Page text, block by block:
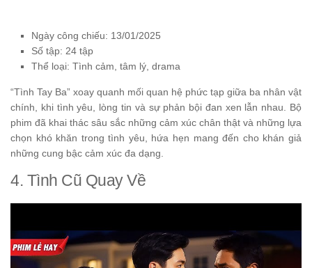
Ngày công chiếu: 13/01/2025
Số tập: 24 tập
Thể loại: Tình cảm, tâm lý, drama
“Tình Tay Ba” xoay quanh mối quan hệ phức tạp giữa ba nhân vật
chính, khi tình yêu, lòng tin và sự phản bội đan xen lẫn nhau. Bộ
phim đã khai thác sâu sắc những cảm xúc chân thật và những lựa
chọn khó khăn trong tình yêu, hứa hẹn mang đến cho khán giả
những cung bậc cảm xúc đa dạng.
4. Tình Cũ Quay Về